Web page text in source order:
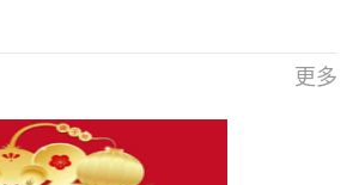
更多